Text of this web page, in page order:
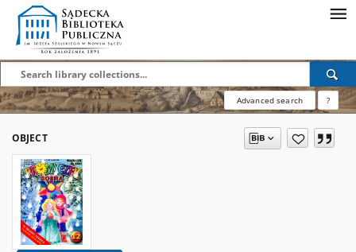
Advanced search ?
OBJECT